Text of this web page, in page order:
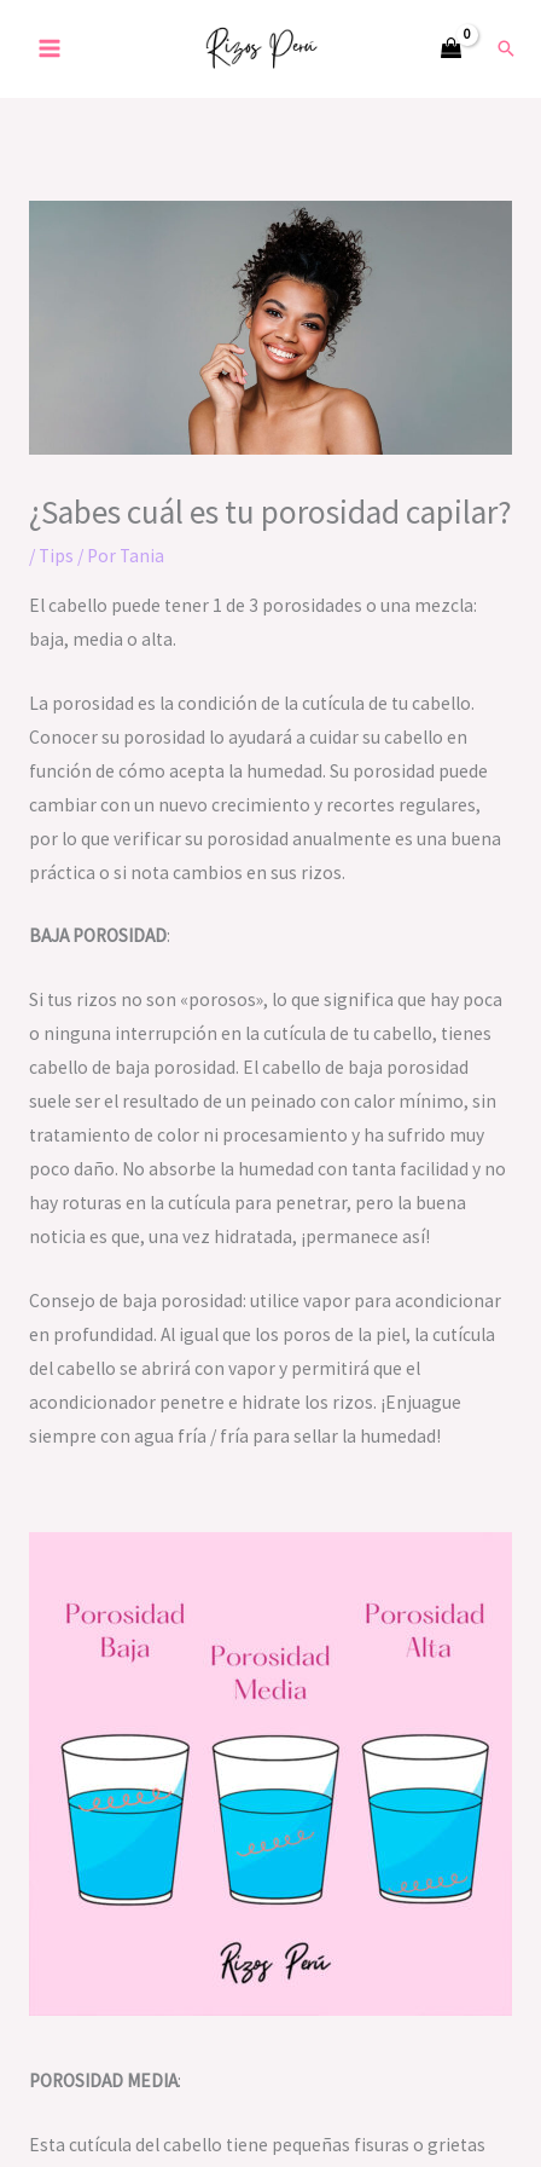
¿Sabes cuál es tu porosidad capilar?
/ Tips / Por Tania
El cabello puede tener 1 de 3 porosidades o una mezcla:
baja, media o alta.
La porosidad es la condición de la cutícula de tu cabello.
Conocer su porosidad lo ayudará a cuidar su cabello en
función de cómo acepta la humedad. Su porosidad puede
cambiar con un nuevo crecimiento y recortes regulares,
por lo que verificar su porosidad anualmente es una buena
práctica o si nota cambios en sus rizos.
BAJA POROSIDAD:
Si tus rizos no son «porosos», lo que significa que hay poca
o ninguna interrupción en la cutícula de tu cabello, tienes
cabello de baja porosidad. El cabello de baja porosidad
suele ser el resultado de un peinado con calor mínimo, sin
tratamiento de color ni procesamiento y ha sufrido muy
poco daño. No absorbe la humedad con tanta facilidad y no
hay roturas en la cutícula para penetrar, pero la buena
noticia es que, una vez hidratada, ¡permanece así!
Consejo de baja porosidad: utilice vapor para acondicionar
en profundidad. Al igual que los poros de la piel, la cutícula
del cabello se abrirá con vapor y permitirá que el
acondicionador penetre e hidrate los rizos. ¡Enjuague
siempre con agua fría / fría para sellar la humedad!
POROSIDAD MEDIA:
Esta cutícula del cabello tiene pequeñas fisuras o grietas